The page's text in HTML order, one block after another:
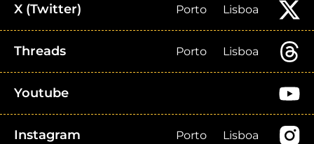
X (Twitter) Porto Lisboa
Threads Porto Lisboa
Youtube
Instagram Porto Lisboa